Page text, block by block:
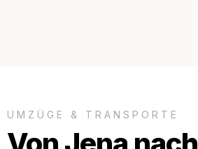
UMZÜGE & TRANSPORTE